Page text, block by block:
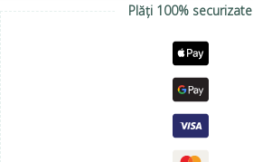
Plăți 100% securizate